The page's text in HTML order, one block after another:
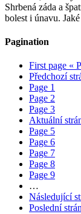
Shrbená záda a
bolest i únavu.
Pagination
First page «
Předchozí
Page 1
Page 2
Page 3
Aktuální
Page 5
Page 6
Page 7
Page 8
Page 9
…
Následující
Poslední